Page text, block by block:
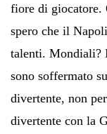
fiore di giocatore.
spero che il
talenti. Mondiali?
sono soffermato
divertente, non
divertente con la